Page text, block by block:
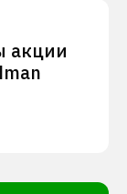
акции